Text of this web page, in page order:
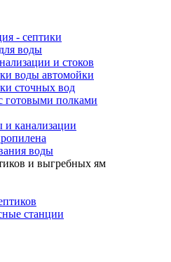
- септики
воды
и стоков
воды автомойки
сточных вод
готовыми полками
канализации
воды
и выгребных ям
станции